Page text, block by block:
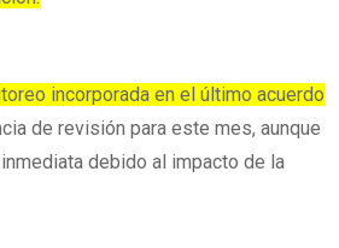
incorporada en el último acuerdo
de revisión para este mes, aunque
debido al impacto de la